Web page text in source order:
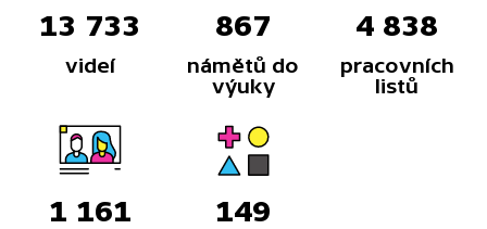
13 733
videí
867
námětů do
výuky
4 838
pracovních
listů
1 161 149